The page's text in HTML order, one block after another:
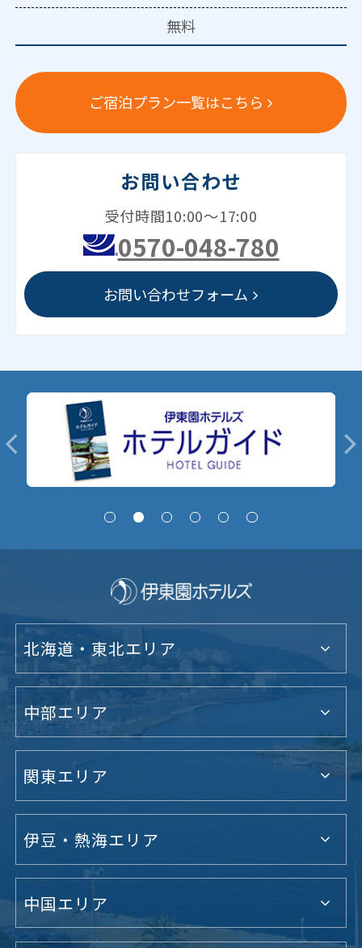
無料
ご宿泊プラン一覧はこちら
お問い合わせ
受付時間10:00～17:00
0570-048-780
お問い合わせフォーム
北海道・東北エリア
中部エリア
関東エリア
伊豆・熱海エリア
中国エリア